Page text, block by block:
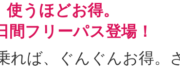
うほどお得。
フリーパス登場！
れば、ぐんぐんお得。